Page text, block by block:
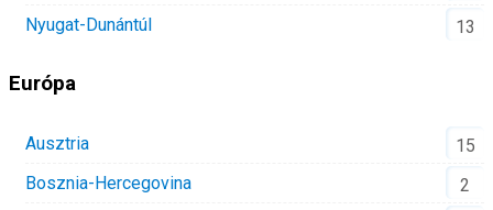
Nyugat-Dunántúl
13
Európa
Ausztria
15
Bosznia-Hercegovina
2